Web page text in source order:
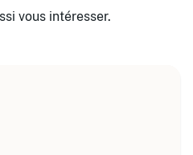
vous intéresser.